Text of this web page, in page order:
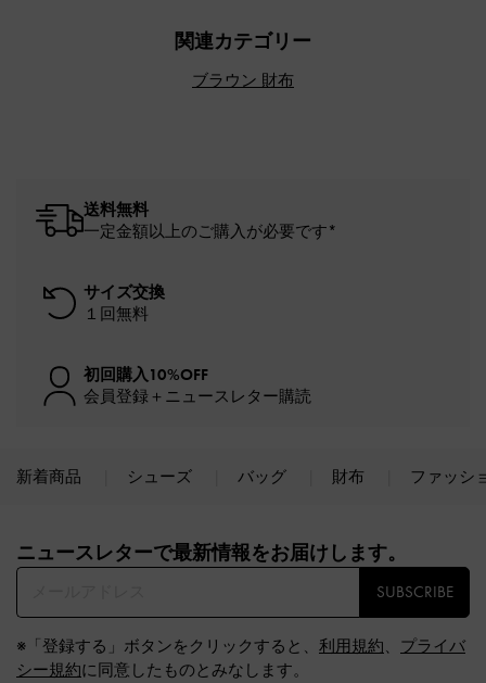
関連カテゴリー
ブラウン 財布
送料無料
一定金額以上のご購入が必要です*
サイズ交換
１回無料
初回購入10%OFF
会員登録＋ニュースレター購読
新着商品 シューズ バッグ 財布 ファッシ
ニュースレターで最新情報をお届けします。​
SUBSCRIBE
※「登録する」ボタンをクリックすると、 利用規約、 プライバ
シー規約に同意したものとみなします。